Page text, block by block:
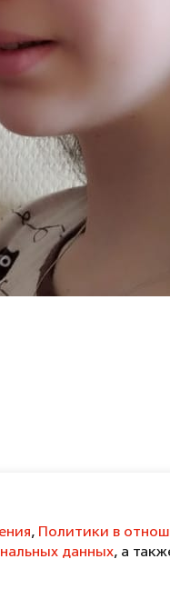
, Политики в
данных, а